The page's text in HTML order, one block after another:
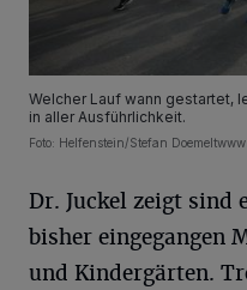
Welcher Lauf wann gestartet,
in aller Ausführlichkeit.
Foto: Helfenstein/Stefan
Dr. Juckel zeigt sind
bisher eingegangen
und Kindergärten.